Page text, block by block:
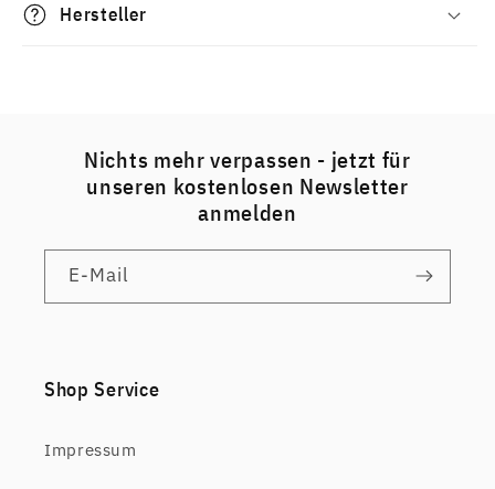
Hersteller
Nichts mehr verpassen - jetzt für
unseren kostenlosen Newsletter
anmelden
E-Mail
Shop Service
Impressum